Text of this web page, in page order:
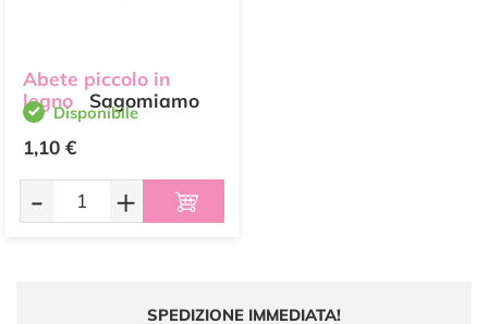
Abete piccolo in
legno
Sagomiamo
Disponibile
1,10 €
- +
SPEDIZIONE IMMEDIATA!